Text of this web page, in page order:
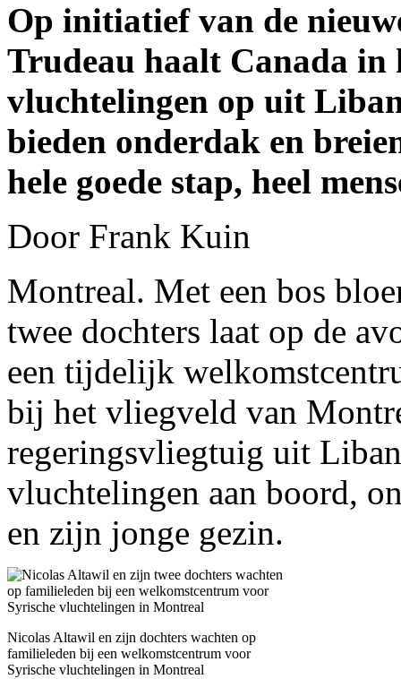
Op initiatief van de
Trudeau haalt Canada in
vluchtelingen op uit
bieden onderdak en
hele goede stap, heel
Door Frank Kuin
Montreal. Met een bos
twee dochters laat op de
een tijdelijk
bij het vliegveld van
regeringsvliegtuig uit
vluchtelingen aan boord,
en zijn jonge gezin.
Nicolas Altawil en zijn dochters wachten op
familieleden bij een welkomstcentrum voor
Syrische vluchtelingen in Montreal